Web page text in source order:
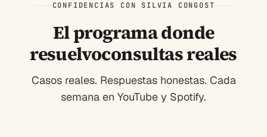
CONFIDENCIAS CON SILVIA CONGOST
El programa donde
resuelvoconsultas reales
Casos reales. Respuestas honestas. Cada
semana en YouTube y Spotify.